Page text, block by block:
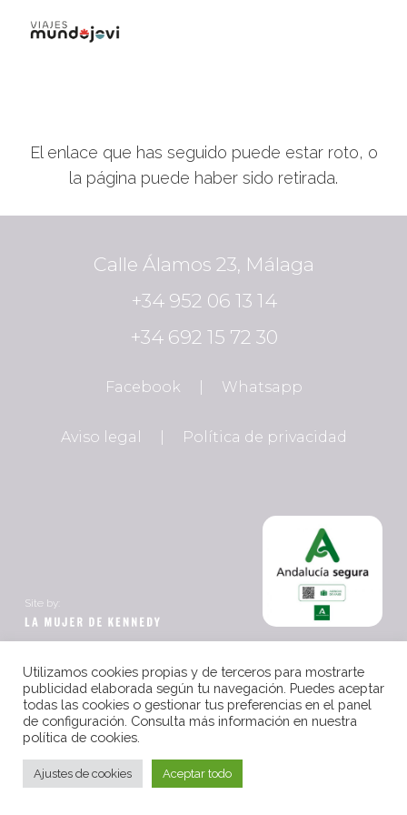
El enlace que has seguido puede estar roto, o
la página puede haber sido retirada.
Calle Álamos 23, Málaga
+34 952 06 13 14
+34 692 15 72 30
Facebook Whatsapp
Aviso legal Política de privacidad
Site by:
Utilizamos cookies propias y de terceros para mostrarte
publicidad elaborada según tu navegación. Puedes aceptar
todas las cookies o gestionar tus preferencias en el panel
de configuración. Consulta más información en nuestra
política de cookies.
Ajustes de cookies Aceptar todo